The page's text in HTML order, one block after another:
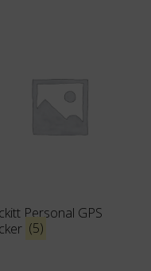
Personal GPS
(5)